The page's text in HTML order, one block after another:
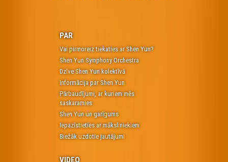
PAR
Vai pirmoreiz tiekaties ar Shen Yun?
Shen Yun Symphony Orchestra
Dzīve Shen Yun kolektīvā
Informācija par Shen Yun
Pārbaudījumi, ar kuriem mēs
saskaramies
Shen Yun un garīgums
Iepazīstieties ar māksliniekiem
Biežāk uzdotie jautājumi
VIDEO